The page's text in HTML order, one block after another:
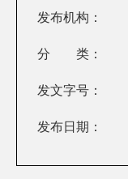
发布机构：
分 类：
发文字号：
发布日期：